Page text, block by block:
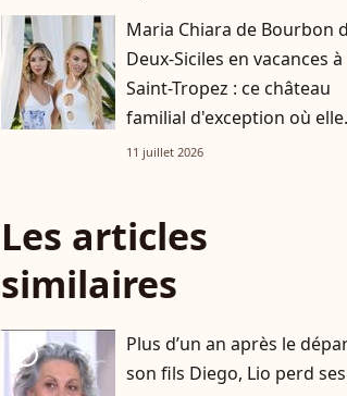
Maria Chiara de Bourbon
Deux-Siciles en vacances à
Saint-Tropez : ce château
familial d'exception où elle
profite pleinement de l'été
11 juillet 2026
Les articles
similaires
player2
Plus d’un an après le
son fils Diego, Lio perd ses